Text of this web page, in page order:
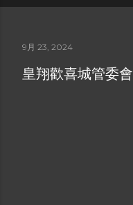
9月 23, 2024
皇翔歡喜城管委